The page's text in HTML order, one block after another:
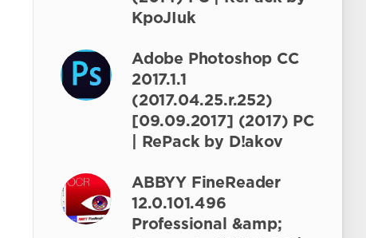
KpoJIuk
Adobe Photoshop CC
2017.1.1
(2017.04.25.r.252)
[09.09.2017] (2017) PC
| RePack by D!akov
ABBYY FineReader
12.0.101.496
Professional &amp;